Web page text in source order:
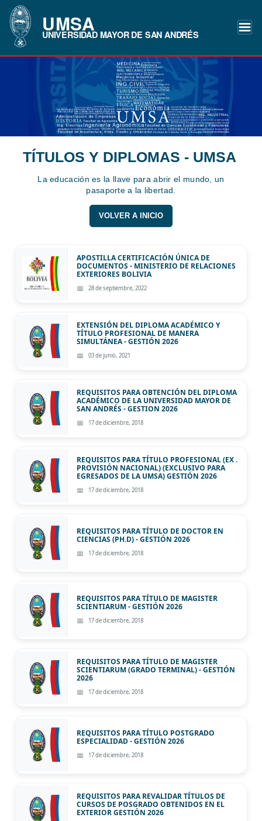
UMSA
UNIVERSIDAD MAYOR DE SAN ANDRÉS
TÍTULOS Y DIPLOMAS - UMSA
La educación es la llave para abrir el mundo, un
pasaporte a la libertad.
VOLVER A INICIO
APOSTILLA CERTIFICACIÓN ÚNICA DE
DOCUMENTOS - MINISTERIO DE RELACIONES
EXTERIORES BOLIVIA
28 de septiembre, 2022
EXTENSIÓN DEL DIPLOMA ACADÉMICO Y
TÍTULO PROFESIONAL DE MANERA
SIMULTÁNEA - GESTIÓN 2026
03 de junio, 2021
REQUISITOS PARA OBTENCIÓN DEL DIPLOMA
ACADÉMICO DE LA UNIVERSIDAD MAYOR DE
SAN ANDRÉS - GESTION 2026
17 de diciembre, 2018
REQUISITOS PARA TÍTULO PROFESIONAL (EX .
PROVISIÓN NACIONAL) (EXCLUSIVO PARA
EGRESADOS DE LA UMSA) GESTIÓN 2026
17 de diciembre, 2018
REQUISITOS PARA TÍTULO DE DOCTOR EN
CIENCIAS (PH.D) - GESTIÓN 2026
17 de diciembre, 2018
REQUISITOS PARA TÍTULO DE MAGISTER
SCIENTIARUM - GESTIÓN 2026
17 de diciembre, 2018
REQUISITOS PARA TÍTULO DE MAGISTER
SCIENTIARUM (GRADO TERMINAL) - GESTIÓN
2026
17 de diciembre, 2018
REQUISITOS PARA TÍTULO POSTGRADO
ESPECIALIDAD - GESTIÓN 2026
17 de diciembre, 2018
REQUISITOS PARA REVALIDAR TÍTULOS DE
CURSOS DE POSGRADO OBTENIDOS EN EL
EXTERIOR GESTIÓN 2026